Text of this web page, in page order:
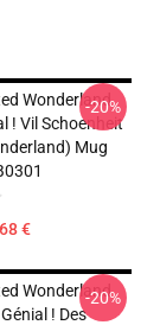
Wonderland
! Vil Schoenheit
Mug
€
-20%
Wonderland
! Des
-20%